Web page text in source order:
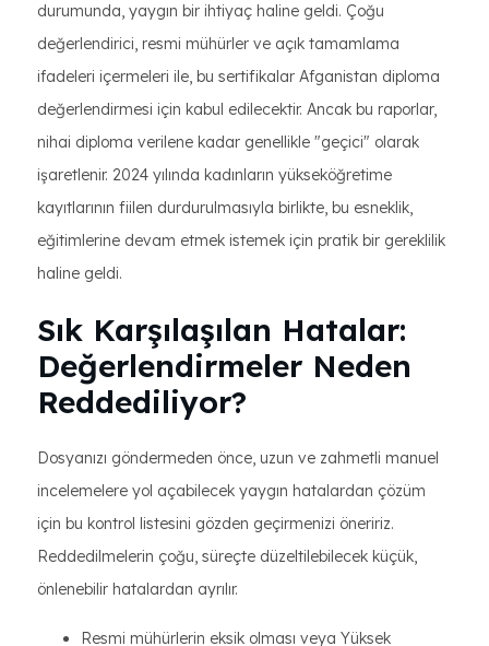
durumunda, yaygın bir ihtiyaç haline geldi. Çoğu
değerlendirici, resmi mühürler ve açık tamamlama
ifadeleri içermeleri ile, bu sertifikalar Afganistan diploma
değerlendirmesi için kabul edilecektir. Ancak bu raporlar,
nihai diploma verilene kadar genellikle "geçici" olarak
işaretlenir. 2024 yılında kadınların yükseköğretime
kayıtlarının fiilen durdurulmasıyla birlikte, bu esneklik,
eğitimlerine devam etmek istemek için pratik bir gereklilik
haline geldi.
Sık Karşılaşılan Hatalar:
Değerlendirmeler Neden
Reddediliyor?
Dosyanızı göndermeden önce, uzun ve zahmetli manuel
incelemelere yol açabilecek yaygın hatalardan çözüm
için bu kontrol listesini gözden geçirmenizi öneririz.
Reddedilmelerin çoğu, süreçte düzeltilebilecek küçük,
önlenebilir hatalardan ayrılır.
Resmi mühürlerin eksik olması veya Yüksek